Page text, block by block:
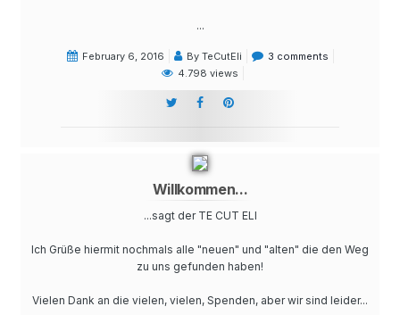
...
February 6, 2016 By TeCutEli
3 comments
4.798 views
Willkommen...
...sagt der TE CUT ELI
Ich Grüße hiermit nochmals alle "neuen" und "alten" die den Weg
zu uns gefunden haben!
Vielen Dank an die vielen, vielen, Spenden, aber wir sind leider...